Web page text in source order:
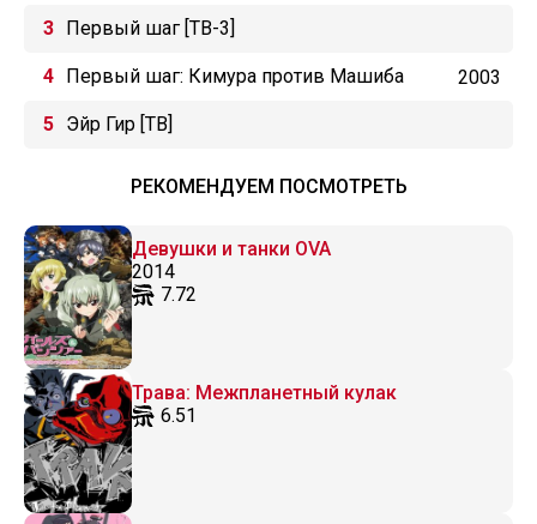
Первый шаг [ТВ-3]
Первый шаг: Кимура против Машиба 2003
Эйр Гир [ТВ]
РЕКОМЕНДУЕМ ПОСМОТРЕТЬ
Девушки и танки OVA
2014
7.72
Трава: Межпланетный кулак
6.51